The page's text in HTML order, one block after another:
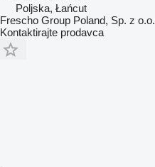
Poljska, Łańcut
Frescho Group Poland, Sp. z o.o.
Kontaktirajte prodavca